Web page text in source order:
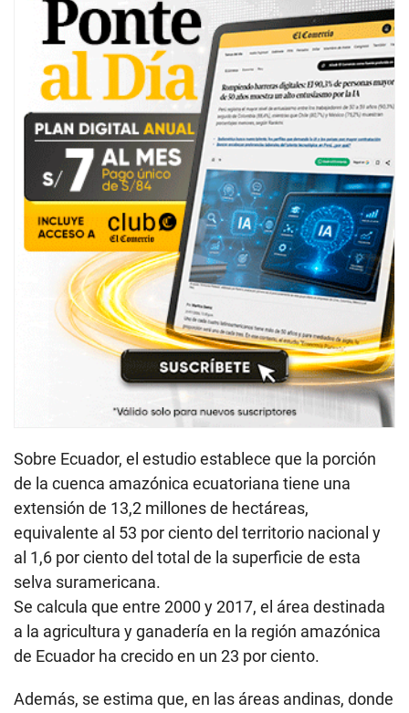
Sobre Ecuador, el estudio establece que la porción
de la cuenca amazónica ecuatoriana tiene una
extensión de 13,2 millones de hectáreas,
equivalente al 53 por ciento del territorio nacional y
al 1,6 por ciento del total de la superficie de esta
selva suramericana.
Se calcula que entre 2000 y 2017, el área destinada
a la agricultura y ganadería en la región amazónica
de Ecuador ha crecido en un 23 por ciento.
Además, se estima que, en las áreas andinas, donde